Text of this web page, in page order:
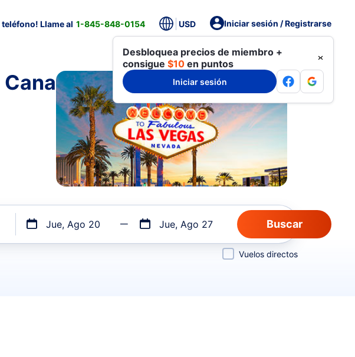
Llame al 1-845-848-0154 USD Iniciar sesión / Registrarse
Desbloquea precios de miembro +
consigue $10 en puntos
Iniciar sesión
Jue, Ago 20 Jue, Ago 27
Vuelos directos